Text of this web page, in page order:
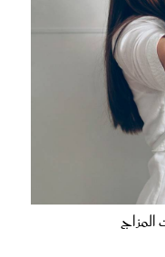
المزاج